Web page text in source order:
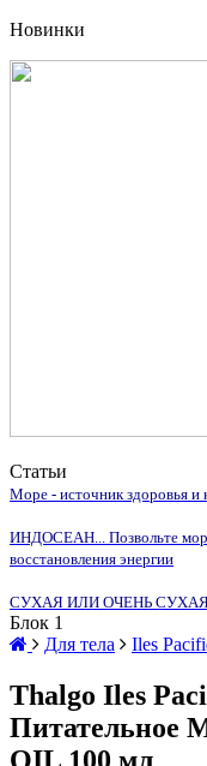
Новинки
Статьи
Море - источник здоровья и
ИНДОСЕАН... Позвольте
восстановления энергии
СУХАЯ ИЛИ ОЧЕНЬ
Блок 1
Для тела
Iles
Thalgo Iles
Питательное